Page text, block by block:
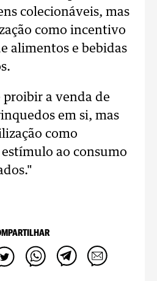
colecionáveis, mas
como incentivo
alimentos e bebidas
proibir a venda de
em si, mas
como
ao consumo